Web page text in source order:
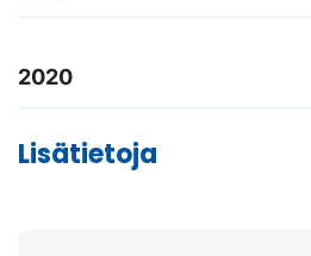
2020
Lisätietoja